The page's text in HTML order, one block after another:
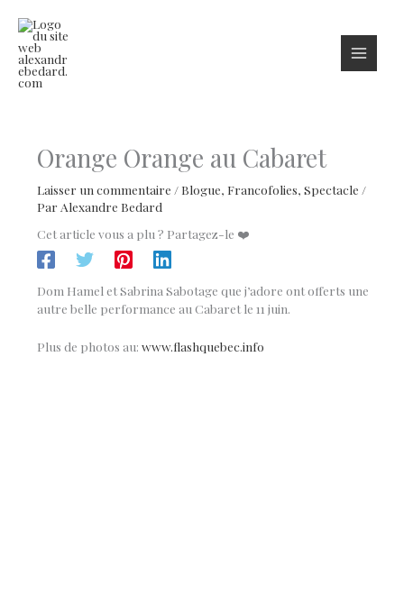
au
contenu
Orange Orange au Cabaret
Laisser un commentaire / Blogue, Francofolies,Spectacle /
Par Alexandre Bedard
Cet article vous a plu ? Partagez-le ❤️
Dom Hamel et Sabrina Sabotage que j’adore ont offerts une
autre belle performance au Cabaret le 11 juin.
Plus de photos au:www.flashquebec.info